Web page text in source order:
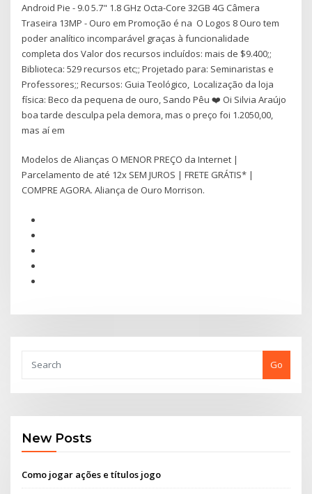
Android Pie - 9.0 5.7" 1.8 GHz Octa-Core 32GB 4G Câmera
Traseira 13MP - Ouro em Promoção é na O Logos 8 Ouro tem
poder analítico incomparável graças à funcionalidade
completa dos Valor dos recursos incluídos: mais de $9.400;;
Biblioteca: 529 recursos etc;; Projetado para: Seminaristas e
Professores;; Recursos: Guia Teológico, Localização da loja
física: Beco da pequena de ouro, Sando Pêu ❤️ Oi Silvia Araújo
boa tarde desculpa pela demora, mas o preço foi 1.2050,00,
mas aí em
Modelos de Alianças O MENOR PREÇO da Internet |
Parcelamento de até 12x SEM JUROS | FRETE GRÁTIS* |
COMPRE AGORA. Aliança de Ouro Morrison.
Go
New Posts
Como jogar ações e títulos jogo